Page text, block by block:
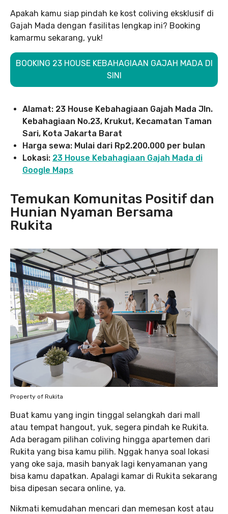
Apakah kamu siap pindah ke kost coliving eksklusif di
Gajah Mada dengan fasilitas lengkap ini? Booking
kamarmu sekarang, yuk!
BOOKING 23 HOUSE KEBAHAGIAAN GAJAH MADA DI
SINI
Alamat: 23 House Kebahagiaan Gajah Mada Jln.
Kebahagiaan No.23, Krukut, Kecamatan Taman
Sari, Kota Jakarta Barat
Harga sewa: Mulai dari Rp2.200.000 per bulan
Lokasi: 23 House Kebahagiaan Gajah Mada di
Google Maps
Temukan Komunitas Positif dan
Hunian Nyaman Bersama
Rukita
Property of Rukita
Buat kamu yang ingin tinggal selangkah dari mall
atau tempat hangout, yuk, segera pindah ke Rukita.
Ada beragam pilihan coliving hingga apartemen dari
Rukita yang bisa kamu pilih. Nggak hanya soal lokasi
yang oke saja, masih banyak lagi kenyamanan yang
bisa kamu dapatkan. Apalagi kamar di Rukita sekarang
bisa dipesan secara online, ya.
Nikmati kemudahan mencari dan memesan kost atau